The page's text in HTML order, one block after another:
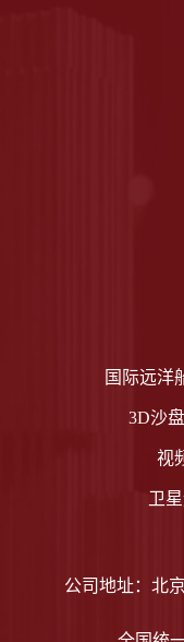
国际远洋
3D沙
视
卫
公司地址：北